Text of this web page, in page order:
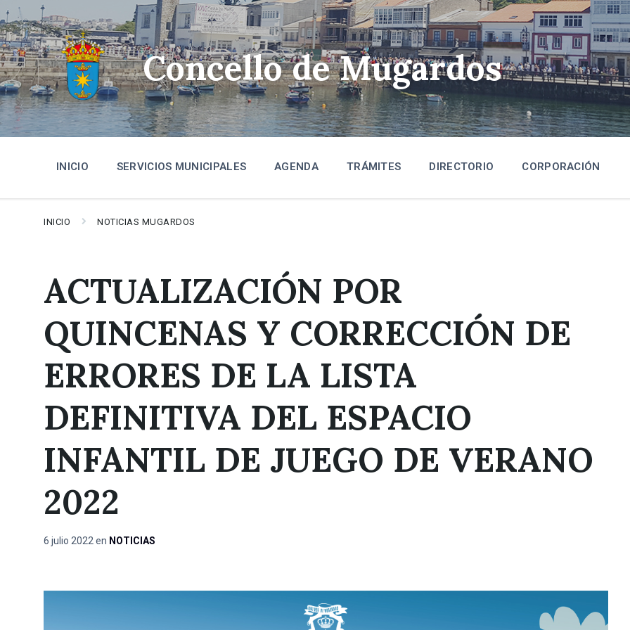
Skip
to
content
Skip
to
main
navigation
Skip
to
footer
Concello de Mugardos
INICIO SERVICIOS MUNICIPALES AGENDA TRÁMITES DIRECTORIO CORPORACIÓN
INICIO NOTICIAS MUGARDOS
ACTUALIZACIÓN POR
QUINCENAS Y CORRECCIÓN DE
ERRORES DE LA LISTA
DEFINITIVA DEL ESPACIO
INFANTIL DE JUEGO DE VERANO
2022
6 julio 2022 en NOTICIAS